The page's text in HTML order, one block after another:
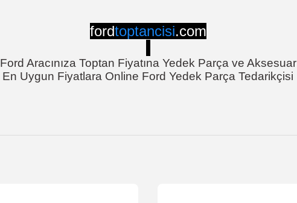
fordtoptancisi.com
Ford Aracınıza Toptan Fiyatına Yedek Parça ve Aksesuar
En Uygun Fiyatlara Online Ford Yedek Parça Tedarikçisi